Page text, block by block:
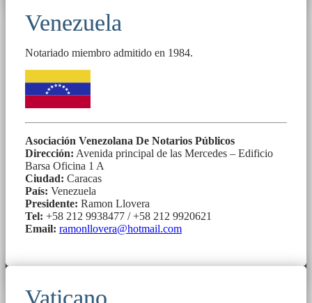
Venezuela
Notariado miembro admitido en 1984.
Asociación Venezolana De Notarios Públicos
Dirección: Avenida principal de las Mercedes – Edificio
Barsa Oficina 1 A
Ciudad: Caracas
País: Venezuela
Presidente: Ramon Llovera
Tel: +58 212 9938477 / +58 212 9920621
Email: ramonllovera@hotmail.com